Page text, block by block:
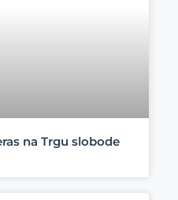
na Trgu slobode